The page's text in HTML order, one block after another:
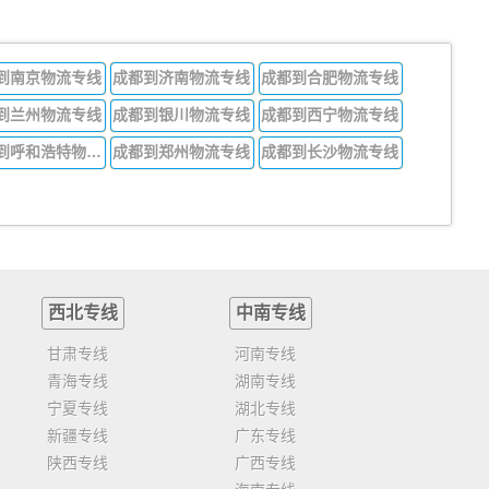
南京物流专线 成都到济南物流专线 成都到合肥物流专线
兰州物流专线 成都到银川物流专线 成都到西宁物流专线
成都到呼和浩特物流专线 成都到郑州物流专线 成都到长沙物流专线
西北专线
甘肃专线
青海专线
宁夏专线
新疆专线
陕西专线
中南专线
河南专线
湖南专线
湖北专线
广东专线
广西专线